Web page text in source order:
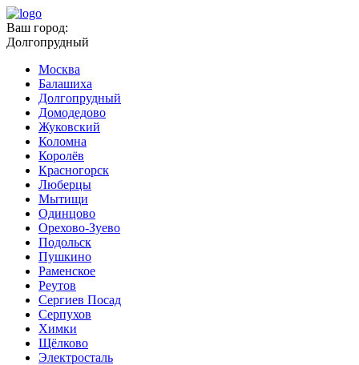
Ваш город:
Долгопрудный
Москва
Балашиха
Долгопрудный
Домодедово
Жуковский
Коломна
Королёв
Красногорск
Люберцы
Мытищи
Одинцово
Орехово-Зуево
Подольск
Пушкино
Раменское
Реутов
Сергиев Посад
Серпухов
Химки
Щёлково
Электросталь